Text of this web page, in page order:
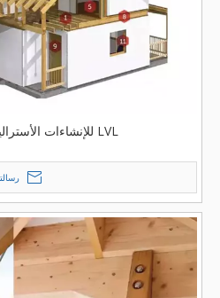
LVL للإنشاءات الأسترالية والنيوزيلندية